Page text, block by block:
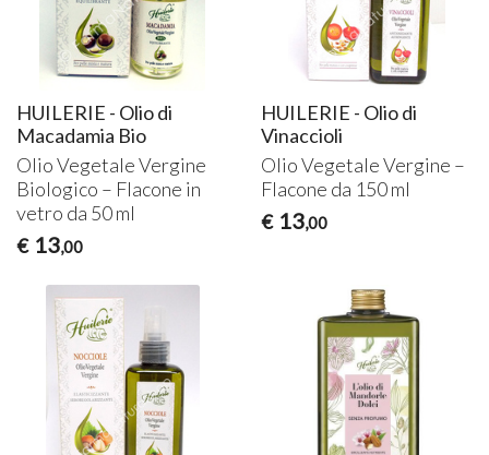
HUILERIE - Olio di
Macadamia Bio
Olio Vegetale Vergine
Biologico – Flacone in
vetro da 50 ml
€ 13,00
HUILERIE - Olio di
Vinaccioli
Olio Vegetale Vergine –
Flacone da 150 ml
€ 13,00